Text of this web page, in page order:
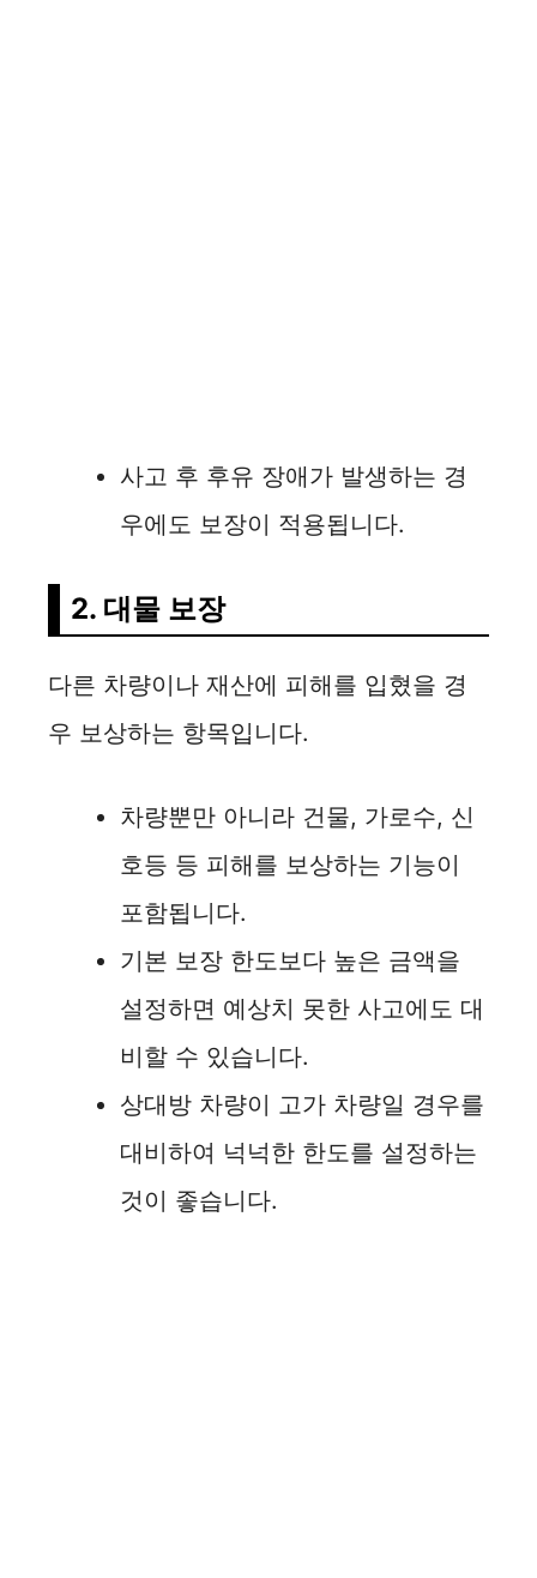
사고 후 후유 장애가 발생하는 경
우에도 보장이 적용됩니다.
2. 대물 보장
다른 차량이나 재산에 피해를 입혔을 경
우 보상하는 항목입니다.
차량뿐만 아니라 건물, 가로수, 신
호등 등 피해를 보상하는 기능이
포함됩니다.
기본 보장 한도보다 높은 금액을
설정하면 예상치 못한 사고에도 대
비할 수 있습니다.
상대방 차량이 고가 차량일 경우를
대비하여 넉넉한 한도를 설정하는
것이 좋습니다.